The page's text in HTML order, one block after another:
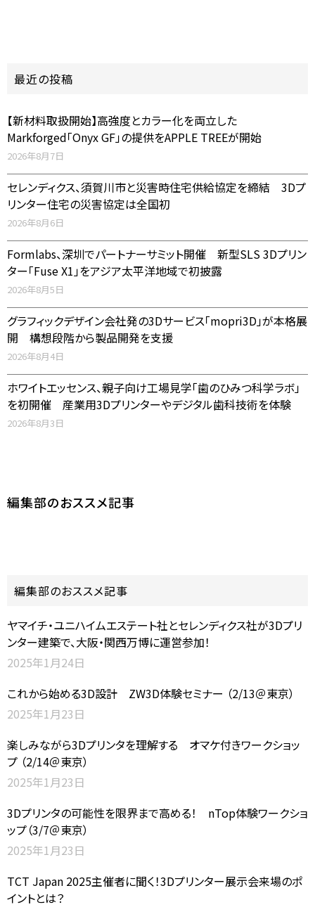
最近の投稿
【新材料取扱開始】高強度とカラー化を両立した
Markforged「Onyx GF」の提供をAPPLE TREEが開始
2026年8月7日
セレンディクス、須賀川市と災害時住宅供給協定を締結 3Dプ
リンター住宅の災害協定は全国初
2026年8月6日
Formlabs、深圳でパートナーサミット開催 新型SLS 3Dプリン
ター「Fuse X1」をアジア太平洋地域で初披露
2026年8月5日
グラフィックデザイン会社発の3Dサービス「mopri3D」が本格展
開 構想段階から製品開発を支援
2026年8月4日
ホワイトエッセンス、親子向け工場見学「歯のひみつ科学ラボ」
を初開催 産業用3Dプリンターやデジタル歯科技術を体験
2026年8月3日
編集部のおススメ記事
編集部のおススメ記事
ヤマイチ・ユニハイムエステート社とセレンディクス社が3Dプリ
ンター建築で、大阪・関西万博に運営参加！
2025年1月24日
これから始める3D設計 ZW3D体験セミナー （2/13＠東京）
2025年1月23日
楽しみながら3Dプリンタを理解する オマケ付きワークショッ
プ （2/14＠東京）
2025年1月23日
3Dプリンタの可能性を限界まで高める！ nTop体験ワークショ
ップ（3/7＠東京）
2025年1月23日
TCT Japan 2025主催者に聞く！3Dプリンター展示会来場のポ
イントとは？